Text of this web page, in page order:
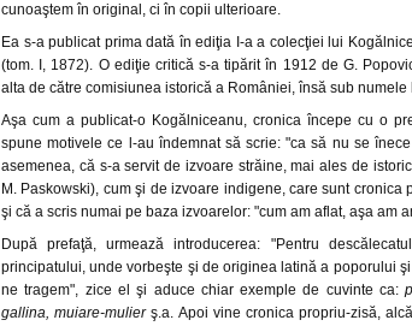
cunoaştem în original, ci în copii ulterioare.
Ea s-a publicat prima dată în ediţia I-a a colecţiei lui
(tom. I, 1872). O ediţie critică s-a tipărit în 1912 de G.
alta de către comisiunea istorică a României, însă sub
Aşa cum a publicat-o Kogălniceanu, cronica începe cu o
spune motivele ce l-au îndemnat să scrie: "ca să nu se
asemenea, că s-a servit de izvoare străine, mai ales de
M. Paskowski), cum şi de izvoare indigene, care sunt cronica
şi că a scris numai pe baza izvoarelor: "cum am aflat, aşa am
După prefaţă, urmează introducerea: "Pentru
principatului, unde vorbeşte şi de originea latină a poporului
ne tragem", zice el şi aduce chiar exemple de cuvinte ca:
gallina, muiare-mulierş.a. Apoi vine cronica propriu-zisă,